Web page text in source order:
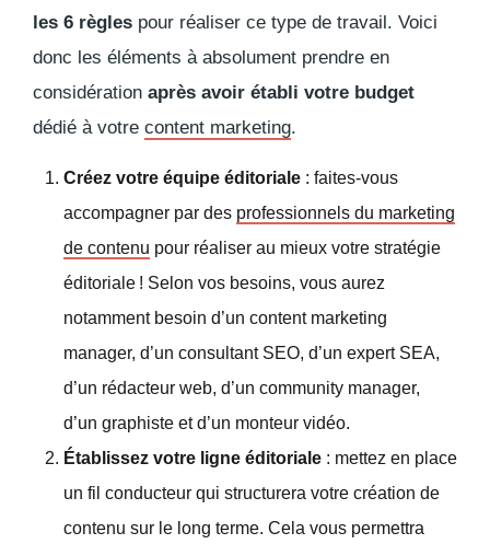
les 6 règles pour réaliser ce type de travail. Voici
donc les éléments à absolument prendre en
considération après avoir établi votre budget
dédié à votre content marketing.
Créez votre équipe éditoriale : faites-vous
accompagner par des professionnels du marketing
de contenu pour réaliser au mieux votre stratégie
éditoriale ! Selon vos besoins, vous aurez
notamment besoin d’un content marketing
manager, d’un consultant SEO, d’un expert SEA,
d’un rédacteur web, d’un community manager,
d’un graphiste et d’un monteur vidéo.
Établissez votre ligne éditoriale : mettez en place
un fil conducteur qui structurera votre création de
contenu sur le long terme. Cela vous permettra